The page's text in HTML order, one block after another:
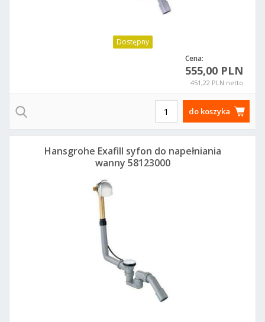
Dostępny
Cena:
555,00 PLN
451,22 PLN netto
do koszyka
Hansgrohe Exafill syfon do napełniania
wanny 58123000